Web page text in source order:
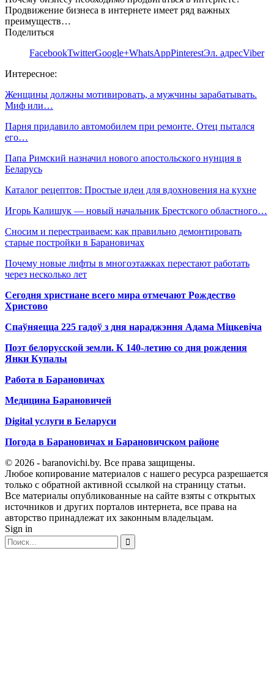
Продвижение бизнеса в интернете имеет ряд важных
преимуществ…
Поделиться
FacebookTwitterGoogle+WhatsAppPinterestЭл. адресViber
Интересное:
Женщины должны мотивировать, а мужчины зарабатывать.
Миф или…
Парня придавило автомобилем при ремонте. Отец пытался
его…
Папа Римский назначил нового апостольского нунция в
Беларусь
Каталог рецептов: Простые идеи для вдохновения на кухне
Игорь Калишук — новый начальник Брестского областного…
Сносим и перестраиваем: как правильно демонтировать
старые постройки в Барановичах
Почему новые лифты в многоэтажках перестают работать
через несколько лет
Сегодня христиане всего мира отмечают Рождество
Христово
Спаўняецца 225 гадоў з дня нараджэння Адама Міцкевіча
Поэт белорусской земли. К 140-летию со дня рождения
Янки Купалы
Работа в Барановичах
Медицина Барановичей
Digital услуги в Беларуси
Погода в Барановичах и Барановичском районе
© 2026 - baranovichi.by. Все права защищены.
Любое копирование материалов с нашего ресурса разрешается
только с обратной активной ссылкой на страницу статьи.
Все материалы опубликованные на сайте взяты с открытых
источников и других порталов интернета, все права на
авторство принадлежат их законным владельцам.
Sign in